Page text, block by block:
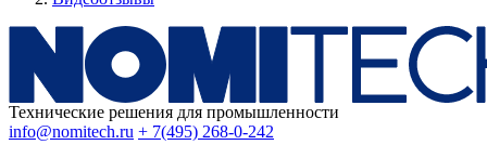
Технические решения для промышленности
info@nomitech.ru + 7(495) 268-0-242